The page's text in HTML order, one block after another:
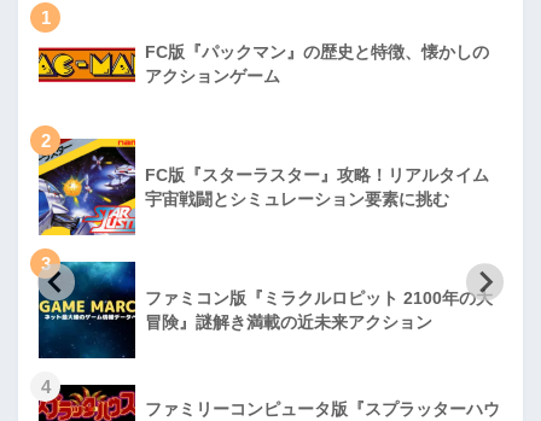
1
FC版『パックマン』の歴史と特徴、懐かしの
アクションゲーム
2
FC版『スターラスター』攻略！リアルタイム
宇宙戦闘とシミュレーション要素に挑む
3
ファミコン版『ミラクルロピット 2100年の大
冒険』謎解き満載の近未来アクション
4
ファミリーコンピュータ版『スプラッターハウ